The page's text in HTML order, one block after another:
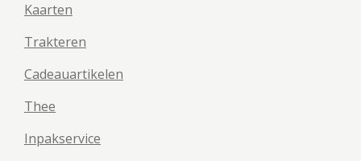
Kaarten
Trakteren
Cadeauartikelen
Thee
Inpakservice